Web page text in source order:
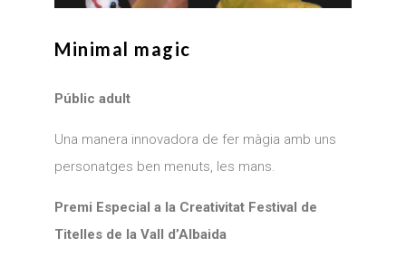
Minimal magic
Públic adult
Una manera innovadora de fer màgia amb uns
personatges ben menuts, les mans.
Premi Especial a la Creativitat Festival de
Titelles de la Vall d’Albaida